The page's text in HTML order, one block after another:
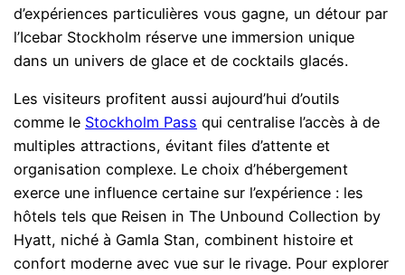
d’expériences particulières vous gagne, un détour par
l’Icebar Stockholm réserve une immersion unique
dans un univers de glace et de cocktails glacés.
Les visiteurs profitent aussi aujourd’hui d’outils
comme le Stockholm Pass qui centralise l’accès à de
multiples attractions, évitant files d’attente et
organisation complexe. Le choix d’hébergement
exerce une influence certaine sur l’expérience : les
hôtels tels que Reisen in The Unbound Collection by
Hyatt, niché à Gamla Stan, combinent histoire et
confort moderne avec vue sur le rivage. Pour explorer